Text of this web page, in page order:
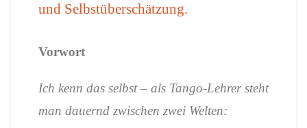
und Selbstüberschätzung.
Vorwort
Ich kenn das selbst – als Tango-Lehrer steht
man dauernd zwischen zwei Welten: